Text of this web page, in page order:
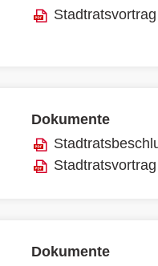
Stadtratsvortrag
Dokumente
Stadtratsvortrag
Dokumente